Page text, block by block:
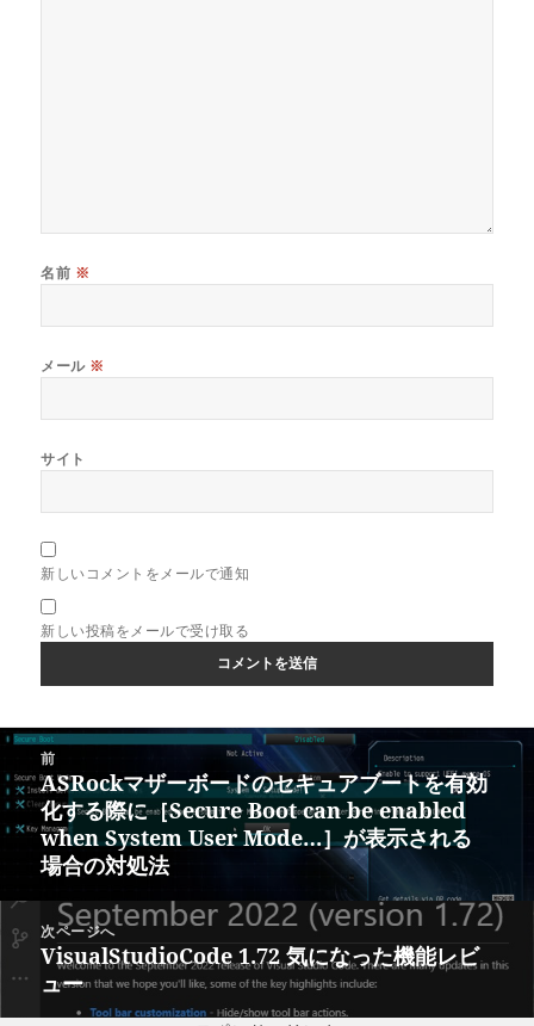
名前 ※
メール ※
サイト
新しいコメントをメールで通知
新しい投稿をメールで受け取る
投
ナ
ビ
シ
ョ
前
前
の
投
稿:
ASRockマザーボードのセキュアブートを有効
化する際に［Secure Boot can be enabled
when System User Mode…］が表示される
場合の対処法
次ページへ
次
の
VisualStudioCode 1.72 気になった機能レビ
ュー